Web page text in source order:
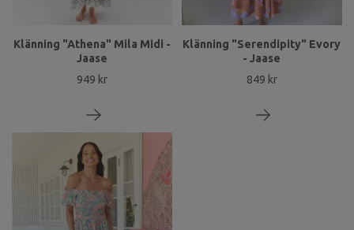
Klänning "Athena" Mila Midi -
Jaase
949 kr
Klänning "Serendipity" Evory
- Jaase
849 kr